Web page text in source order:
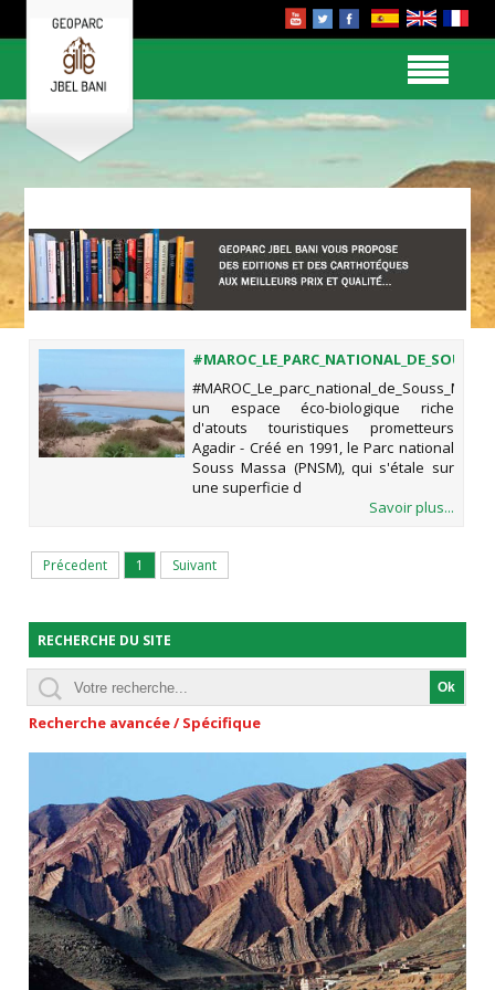
UN ESPACE ÉCO-BIOLOGIQUE RICHE
D'ATOUTS TOURISTIQUES
PROMETTEURS
un espace éco-biologique riche
d'atouts touristiques prometteurs
Agadir - Créé en 1991, le Parc national
Souss Massa (PNSM), qui s'étale sur
une superficie d
Savoir plus...
Précedent 1 Suivant
RECHERCHE DU SITE
Recherche avancée / Spécifique